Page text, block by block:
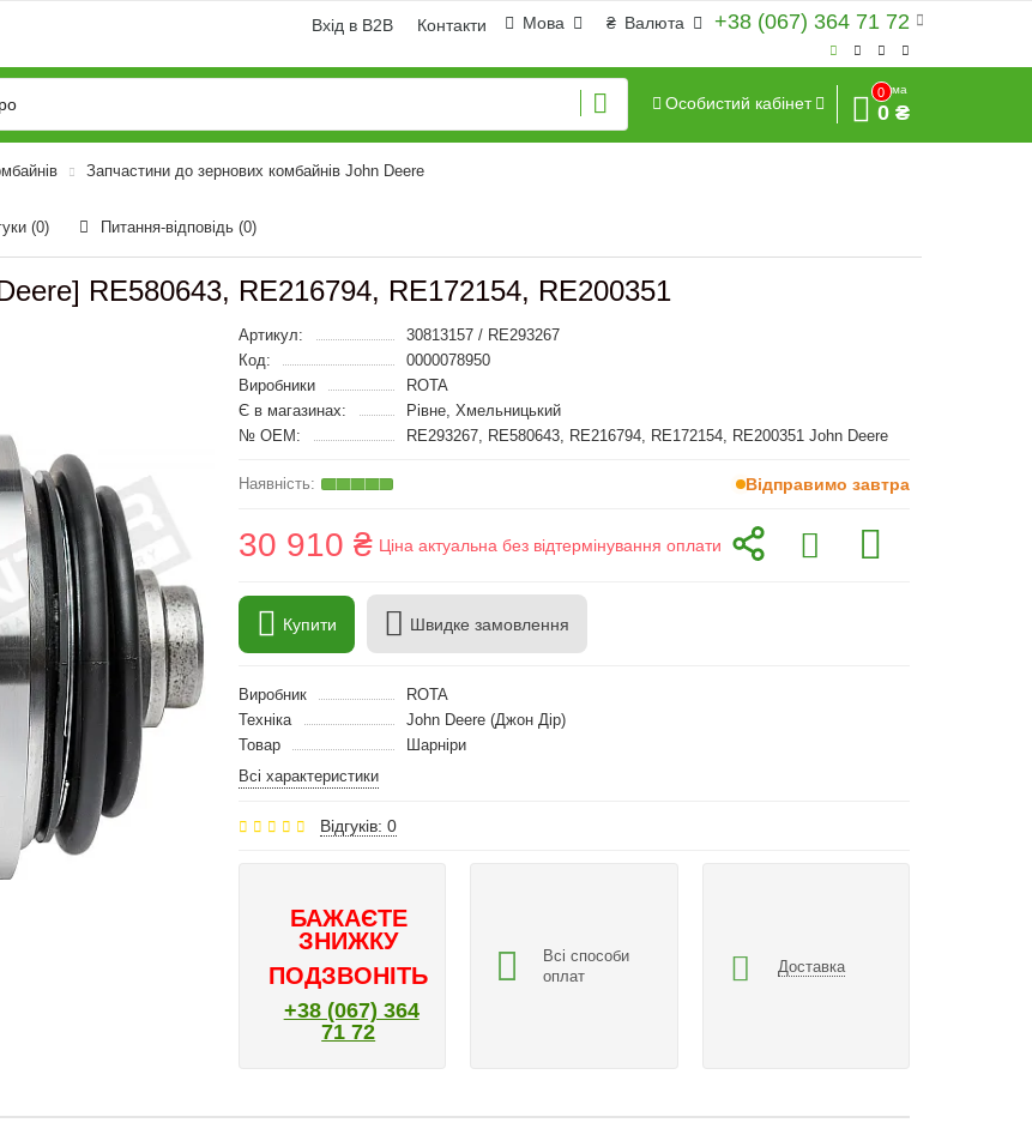
+38 (067) 364 71 72
₴ Валюта
Мова
Вхід в B2B Контакти
Особистий кабінет
0
Сума
0 ₴
Запчастини до зернових комбайнів John Deere
(0) Питання-відповідь (0)
RE580643, RE216794, RE172154, RE200351
Артикул:
30813157 / RE293267
Код:
0000078950
Виробники
ROTA
Є в магазинах:
Рівне, Хмельницький
№ OEM:
RE293267, RE580643, RE216794, RE172154, RE200351 John Deere
Відправимо завтра
30 910 ₴ Ціна актуальна без відтермінування оплати
Купити Швидке замовлення
Виробник
ROTA
Техніка
John Deere (Джон Дір)
Товар
Шарніри
Всі характеристики
Відгуків: 0
БАЖАЄТЕ
ЗНИЖКУ
ПОДЗВОНІТЬ
+38 (067) 364
71 72
Всі способи
оплат
Доставка